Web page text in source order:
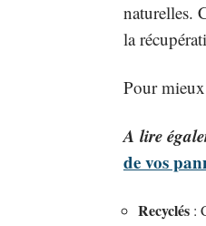
naturelles.
la
Pour
A lire
de vos
Recyclés :